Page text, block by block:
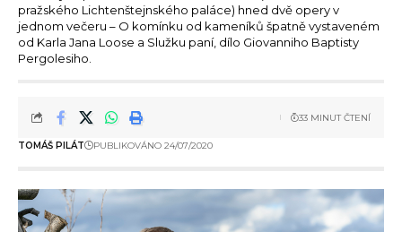
pražského Lichtenštejnského paláce) hned dvě opery v
jednom večeru – O komínku od kameníků špatně vystaveném
od Karla Jana Loose a Služku paní, dílo Giovanniho Baptisty
Pergolesiho.
TOMÁŠ PILÁT PUBLIKOVÁNO 24/07/2020
33 MINUT ČTENÍ